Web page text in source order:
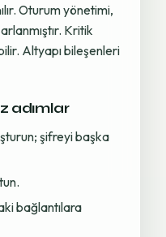
Oturum yönetimi,
Kritik
Altyapı bileşenleri
adımlar
şifreyi başka
bağlantılara